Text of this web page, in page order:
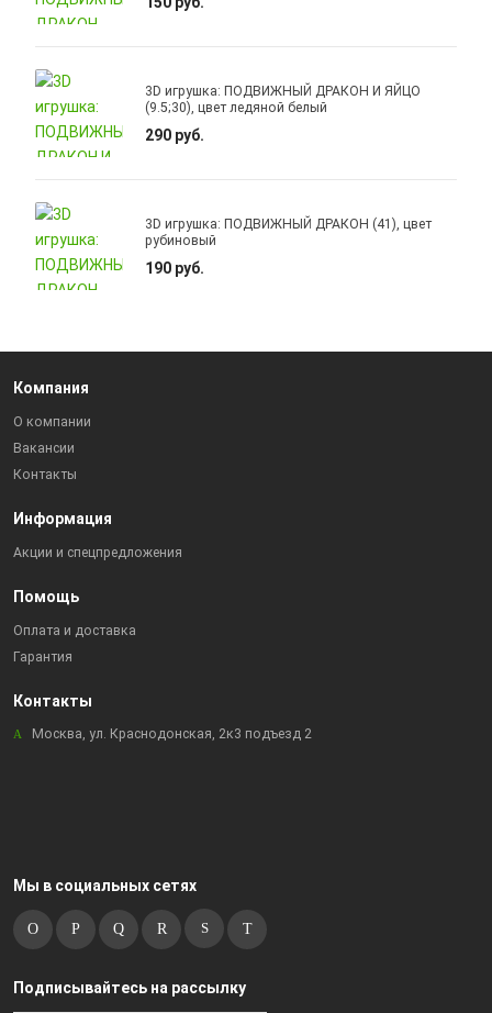
3D игрушка: ПОДВИЖНЫЙ ДРАКОН И ЯЙЦО
(9.5;30), цвет ледяной белый
290 руб.
3D игрушка: ПОДВИЖНЫЙ ДРАКОН (41), цвет
рубиновый
190 руб.
Компания
О компании
Вакансии
Контакты
Информация
Акции и спецпредложения
Помощь
Оплата и доставка
Гарантия
Контакты
Москва, ул. Краснодонская, 2к3 подъезд 2
Мы в социальных сетях
Подписывайтесь на рассылку